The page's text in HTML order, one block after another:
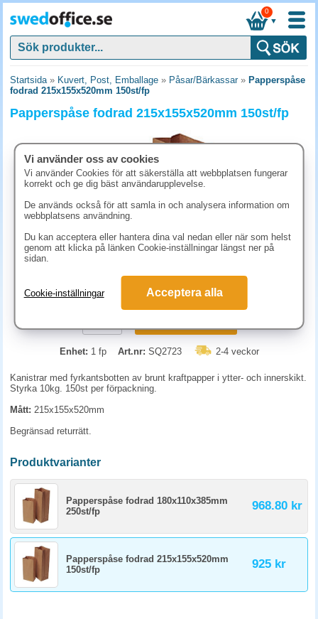
▼
0
Startsida» Kuvert, Post, Emballage » Påsar/Bärkassar» Papperspåse
fodrad 215x155x520mm 150st/fp
Papperspåse fodrad 215x155x520mm 150st/fp
925 kr (inkl. moms)
Enhet: 1 fp Art.nr: SQ2723 2-4 veckor
Kanistrar med fyrkantsbotten av brunt kraftpapper i ytter- och innerskikt.
Styrka 10kg. 150st per förpackning.
Mått: 215x155x520mm
Begränsad returrätt.
Produktvarianter
Papperspåse fodrad 180x110x385mm
250st/fp
968.80 kr
Papperspåse fodrad 215x155x520mm
150st/fp
925 kr
Vi använder oss av cookies
Vi använder Cookies för att säkerställa att webbplatsen fungerar
korrekt och ge dig bäst användarupplevelse.
De används också för att samla in och analysera information om
webbplatsens användning.
Du kan acceptera eller hantera dina val nedan eller när som helst
genom att klicka på länken Cookie-inställningar längst ner på
sidan.
Cookie-inställningar Acceptera alla